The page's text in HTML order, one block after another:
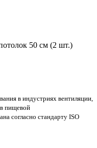
50 см (2 шт.)
в индустриях вентиляции,
пищевой
согласно стандарту ISO